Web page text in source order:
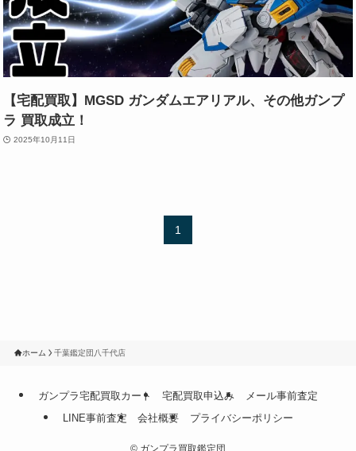
【宅配買取】MGSD ガンダムエアリアル、その他ガンプ
ラ 買取成立！
2025年10月11日
1
ホーム 千葉鑑定団八千代店
ガンプラ宅配買取カート 宅配買取申込み
メール事前査定
LINE事前査定
会社概要 プライバシーポリシー